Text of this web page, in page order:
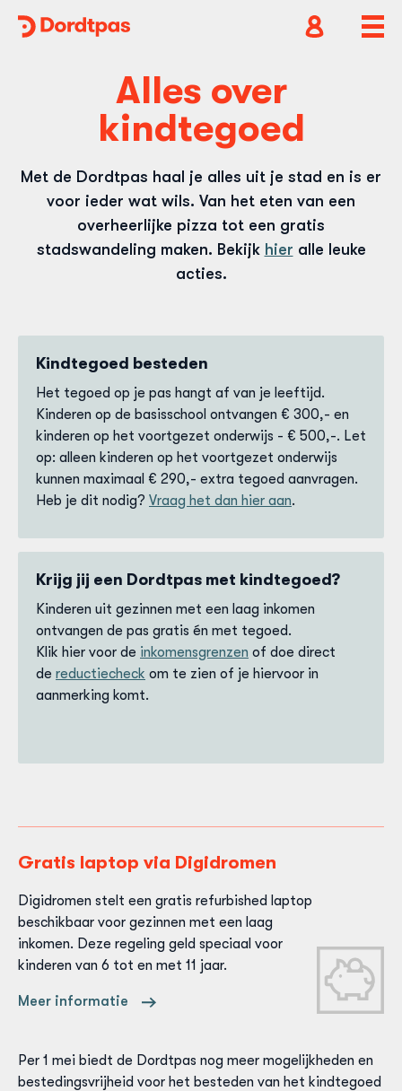
Dordtpas
Alles over
kindtegoed
Met de Dordtpas haal je alles uit je stad en is er
voor ieder wat wils. Van het eten van een
overheerlijke pizza tot een gratis
stadswandeling maken. Bekijk hier alle leuke
acties.
Kindtegoed besteden
Het tegoed op je pas hangt af van je leeftijd.
Kinderen op de basisschool ontvangen € 300,- en
kinderen op het voortgezet onderwijs - € 500,-. Let
op: alleen kinderen op het voortgezet onderwijs
kunnen maximaal € 290,- extra tegoed aanvragen.
Heb je dit nodig? Vraag het dan hier aan.
Krijg jij een Dordtpas met kindtegoed?
Kinderen uit gezinnen met een laag inkomen
ontvangen de pas gratis én met tegoed.
Klik hier voor de inkomensgrenzen of doe direct
de reductiecheck om te zien of je hiervoor in
aanmerking komt.
Gratis laptop via Digidromen
Digidromen stelt een gratis refurbished laptop
beschikbaar voor gezinnen met een laag
inkomen. Deze regeling geld speciaal voor
kinderen van 6 tot en met 11 jaar.
Meer informatie
Per 1 mei biedt de Dordtpas nog meer mogelijkheden en
bestedingsvrijheid voor het besteden van het kindtegoed